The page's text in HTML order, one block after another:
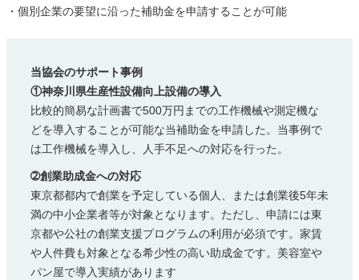
・個別企業の要望に沿った補助金を申請することが可能
当協会のサポート事例
①神奈川県生産性設備向上設備の導入
比較的簡易な計画書で500万円までの工作機械や測定機な
どを導入することが可能な当補助金を申請した。当事例で
は工作機械を導入し、人手不足への対応を行った。
➁創業助成金への対応
東京都都内で創業を予定している個人、または創業後5年未
満の中小企業者等が対象となります。ただし、申請には東
京都や公社の創業支援プログラムの利用が必須です。家賃
や人件費も対象となる希少性の高い助成金です。美容室や
パン屋で導入実績があります